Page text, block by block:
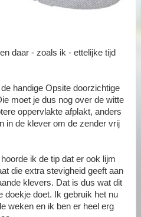
daar - zoals ik - ettelijke tijd
handige Opsite doorzichtige
moet je dus nog over de witte
oppervlakte afplakt, anders
in de klever om de zender vrij
hoorde ik de tip dat er ook lijm
die extra stevigheid geeft aan
klevers. Dat is dus wat dit
doekje doet. Ik gebruik het nu
weken en ik ben er heel erg